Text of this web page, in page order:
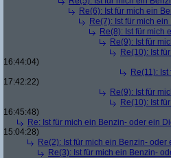
Re(6): Ist für mich ein
Re(7): Ist für mich
Re(8): Ist für mich
Re(9): Ist für
Re(10): Ist
16:44:04)
Re(11):
17:42:22)
Re(9): Ist für
Re(10): Ist
16:45:48)
Re: Ist für mich ein Benzin- oder ein
15:04:28)
Re(2): Ist für mich ein Benzin-
Re(3): Ist für mich ein Benzin-